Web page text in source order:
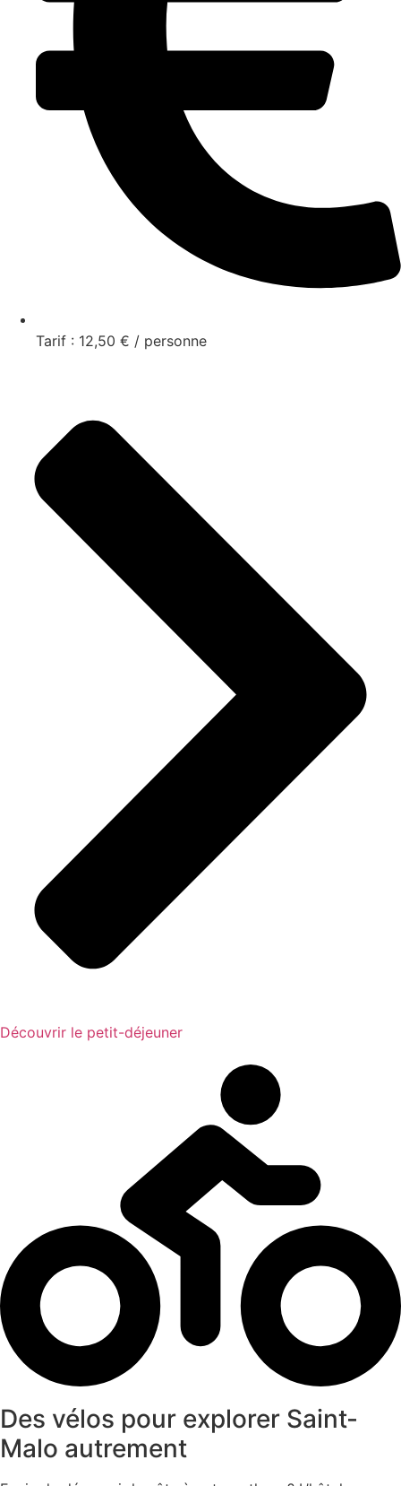
Tarif : 12,50 € / personne
Découvrir le petit-déjeuner
Des vélos pour explorer Saint-
Malo autrement